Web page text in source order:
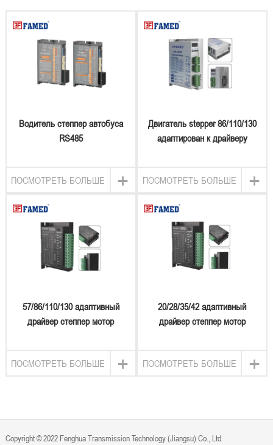
Водитель степпер автобуса
RS485
+
ПОСМОТРЕТЬ БОЛЬШЕ
Двигатель stepper 86/110/130
адаптирован к драйверу
+
ПОСМОТРЕТЬ БОЛЬШЕ
57/86/110/130 адаптивный
драйвер степпер мотор
+
ПОСМОТРЕТЬ БОЛЬШЕ
20/28/35/42 адаптивный
драйвер степпер мотор
+
ПОСМОТРЕТЬ БОЛЬШЕ
Copyright © 2022 Fenghua Transmission Technology (Jiangsu) Co., Ltd.